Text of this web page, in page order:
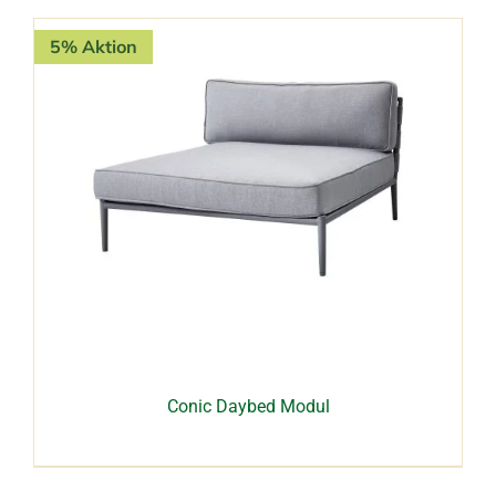
5% Aktion
Conic Daybed Modul